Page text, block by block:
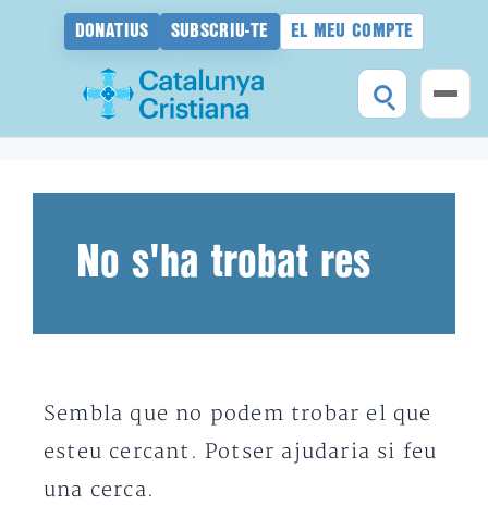
DONATIUS SUBSCRIU-TE EL MEU COMPTE
No s'ha trobat res
Sembla que no podem trobar el que
esteu cercant. Potser ajudaria si feu
una cerca.